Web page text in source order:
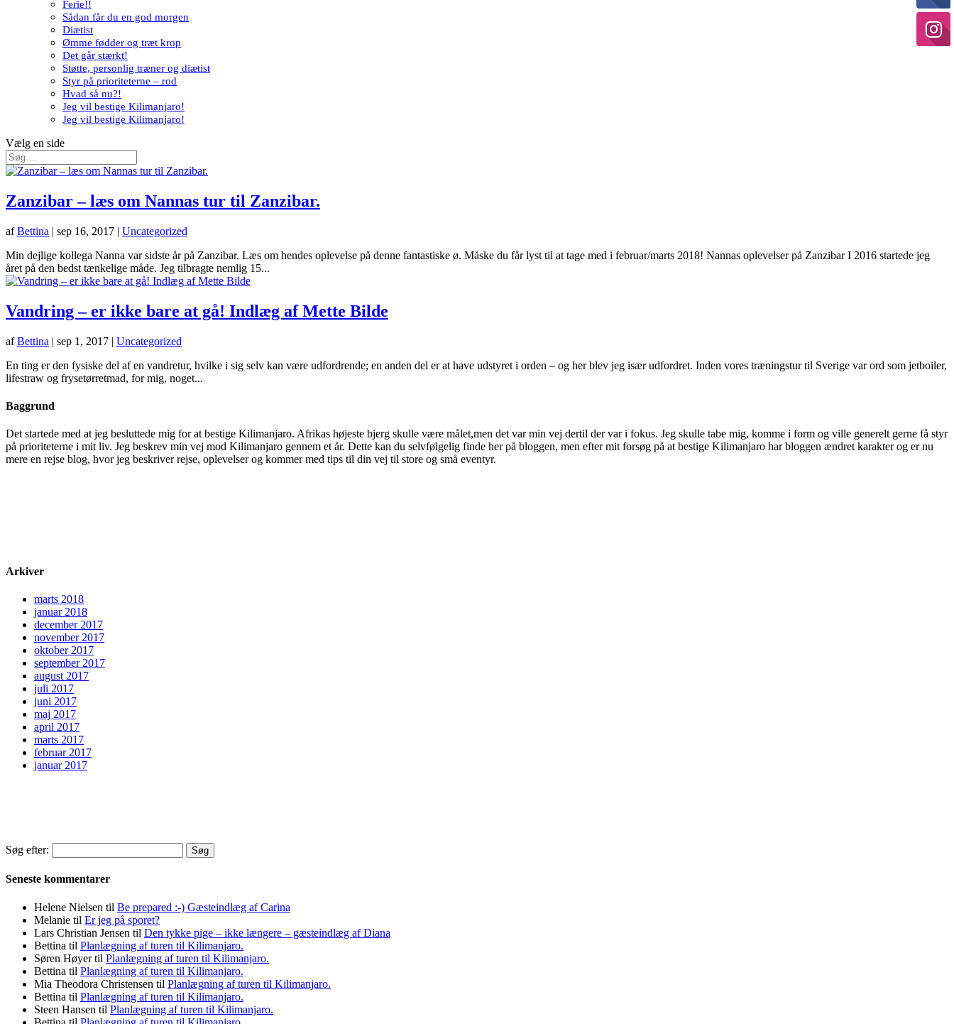
Ferie!!
Sådan får du en god morgen
Diætist
Ømme fødder og træt krop
Det går stærkt!
Støtte, personlig træner og diætist
Styr på prioriteterne – rod
Hvad så nu?!
Jeg vil bestige Kilimanjaro!
Jeg vil bestige Kilimanjaro!
Vælg en side
Zanzibar – læs om Nannas tur til Zanzibar.
afBettina | sep 16, 2017 | Uncategorized
Min dejlige kollega Nanna var sidste år på Zanzibar. Læs om hendes oplevelse på denne fantastiske ø. Måske du får lyst til at tage med i februar/marts 2018! Nannas oplevelser på Zanzibar I 2016 startede jeg
året på den bedst tænkelige måde. Jeg tilbragte nemlig 15...
Vandring – er ikke bare at gå! Indlæg af Mette Bilde
afBettina | sep 1, 2017 | Uncategorized
En ting er den fysiske del af en vandretur, hvilke i sig selv kan være udfordrende; en anden del er at have udstyret i orden – og her blev jeg især udfordret. Inden vores træningstur til Sverige var ord som jetboiler,
lifestraw og frysetørretmad, for mig, noget...
Baggrund
Det startede med at jeg besluttede mig for at bestige Kilimanjaro. Afrikas højeste bjerg skulle være målet,men det var min vej dertil der var i fokus. Jeg skulle tabe mig, komme i form og ville generelt gerne få styr
på prioriteterne i mit liv. Jeg beskrev min vej mod Kilimanjaro gennem et år. Dette kan du selvfølgelig finde her på bloggen, men efter mit forsøg på at bestige Kilimanjaro har bloggen ændret karakter og er nu
mere en rejse blog, hvor jeg beskriver rejse, oplevelser og kommer med tips til din vej til store og små eventyr.
Arkiver
marts 2018
januar 2018
december 2017
november 2017
oktober 2017
september 2017
august 2017
juli 2017
juni 2017
maj 2017
april 2017
marts 2017
februar 2017
januar 2017
Søg efter:
Seneste kommentarer
Helene Nielsen til Be prepared :-) Gæsteindlæg af Carina
Melanie til Er jeg på sporet?
Lars Christian Jensen til Den tykke pige – ikke længere – gæsteindlæg af Diana
Bettina til Planlægning af turen til Kilimanjaro.
Søren Høyertil Planlægning af turen til Kilimanjaro.
Bettina til Planlægning af turen til Kilimanjaro.
Mia Theodora Christensen til Planlægning af turen til Kilimanjaro.
Bettina til Planlægning af turen til Kilimanjaro.
Steen Hansen til Planlægning af turen til Kilimanjaro.